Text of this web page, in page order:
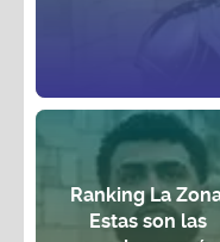
Ranking La
Estas son las